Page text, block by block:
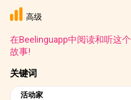
关键词
活动家
高级
在Beelinguapp中阅读和听这个
故事!